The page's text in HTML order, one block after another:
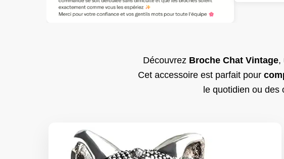
Découvrez Broche Chat Vintage,
Cet accessoire est parfait pour
le quotidien ou des